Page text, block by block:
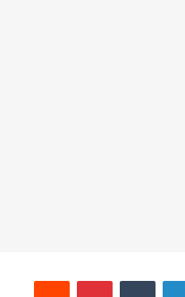
لينكدإن بينتيريست